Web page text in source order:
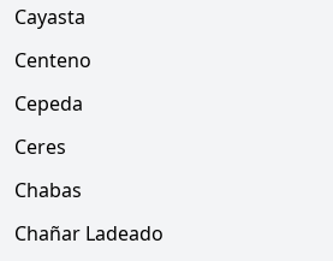
Cayasta
Centeno
Cepeda
Ceres
Chabas
Chañar Ladeado